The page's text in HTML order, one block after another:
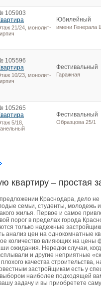
105903
21/24, монолит-
Юбилейный
имени Генерала
105596
10/23, монолит-
Фестивальный
Гаражная
105265
5/18,
Фестивальный
Образцова 25/1
квартиру – простая
Краснодара, дело
семьи, студенты, молодежь
жилья. Первое и самое
порог в пределах города
только надежные
анализ цен на однокомнатные
количество влияющих на
ожидания. Нередки случаи,
и другие неприятные
плохого качества строительства,
застройщикам есть у
наиболее подходящей
задачу и вы приобретете